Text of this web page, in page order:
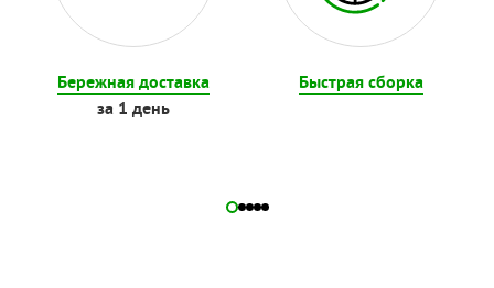
Бережная доставка
за 1 день
Быстрая сборка